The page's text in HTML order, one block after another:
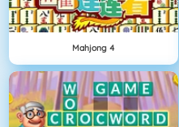
Mahjong 4